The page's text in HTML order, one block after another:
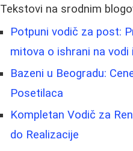
Tekstovi na srodnim
Potpuni vodič za post:
mitova o ishrani na vodi
Bazeni u Beogradu:
Posetilaca
Kompletan Vodič za
do Realizacije